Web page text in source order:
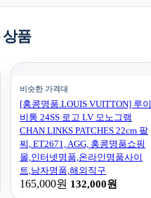
상품
비슷한 가격대
[홍콩명품.LOUIS VUITTON] 루이
비통 24SS 로고 LV 모노그램
CHAN LINKS PATCHES 22cm 팔
찌, ET2671, AGG, 홍콩명품쇼핑
몰,인터넷명품,온라인명품사이
트,남자명품,해외직구
165,000원 132,000원